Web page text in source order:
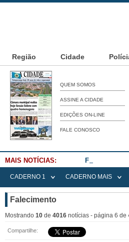
Região Cidade
QUEM SOMOS
ASSINE A CIDADE
EDIÇÕES ON-LINE
FALE CONOSCO
MAIS NOTÍCIAS: Falece Elena
CADERNO 1 CADERNO MAIS
Falecimento
Mostrando 10 de 4016 notícias - página 6 de
Compartilhe: